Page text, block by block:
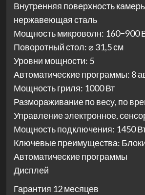
Внутренняя поверхность
нержавеющая сталь
Мощность микроволн: 160−900
Поворотный стол: ⌀ 31,5 см
Уровни мощности: 5
Автоматические программы: 8
Мощность гриля: 1000 Вт
Размораживание по весу, по
Управление электронное,
Мощность подключения: 1450
Ключевые преимущества:
Автоматические программы
Дисплей
Гарантия 12 месяцев